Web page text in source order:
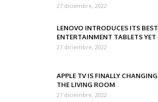
27 diciembre, 2022
LENOVO INTRODUCES ITS BEST
ENTERTAINMENT TABLETS YET
27 diciembre, 2022
APPLE TV IS FINALLY CHANGING
THE LIVING ROOM
27 diciembre, 2022